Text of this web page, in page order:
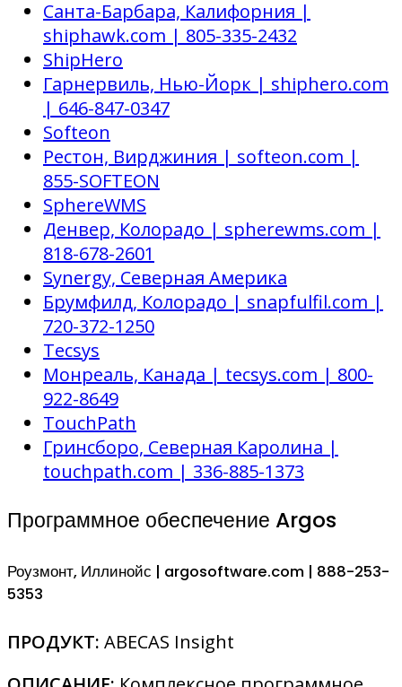
Санта-Барбара, Калифорния |
shiphawk.com | 805-335-2432
ShipHero
Гарнервиль, Нью-Йорк | shiphero.com
| 646-847-0347
Softeon
Рестон, Вирджиния | softeon.com |
855-SOFTEON
SphereWMS
Денвер, Колорадо | spherewms.com |
818-678-2601
Synergy, Северная Америка
Брумфилд, Колорадо | snapfulfil.com |
720-372-1250
Tecsys
Монреаль, Канада | tecsys.com | 800-
922-8649
TouchPath
Гринсборо, Северная Каролина |
touchpath.com | 336-885-1373
Программное обеспечение Argos
Роузмонт, Иллинойс | argosoftware.com | 888-253-
5353
ПРОДУКТ: ABECAS Insight